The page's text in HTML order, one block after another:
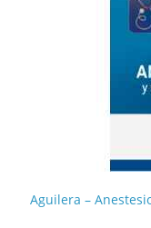
Aguilera –